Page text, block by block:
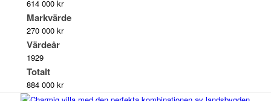
614 000 kr
Markvärde
270 000 kr
Värdeår
1929
Totalt
884 000 kr